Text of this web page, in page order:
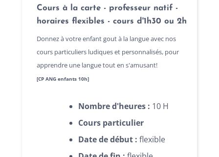
Cours à la carte - professeur natif -
horaires flexibles - cours d'1h30 ou 2h
Donnez à votre enfant gout à la langue avec nos
cours particuliers ludiques et personnalisés, pour
apprendre une langue tout en s'amusant!
[CP ANG enfants 10h]
Nombre d'heures : 10 H
Cours particulier
Date de début :flexible